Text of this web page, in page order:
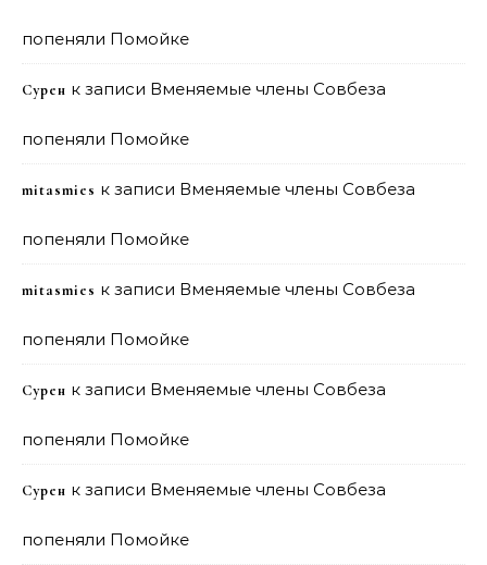
попеняли Помойке
Сурен к записи Вменяемые члены Совбеза
попеняли Помойке
mitasmies к записи Вменяемые члены Совбеза
попеняли Помойке
mitasmies к записи Вменяемые члены Совбеза
попеняли Помойке
Сурен к записи Вменяемые члены Совбеза
попеняли Помойке
Сурен к записи Вменяемые члены Совбеза
попеняли Помойке